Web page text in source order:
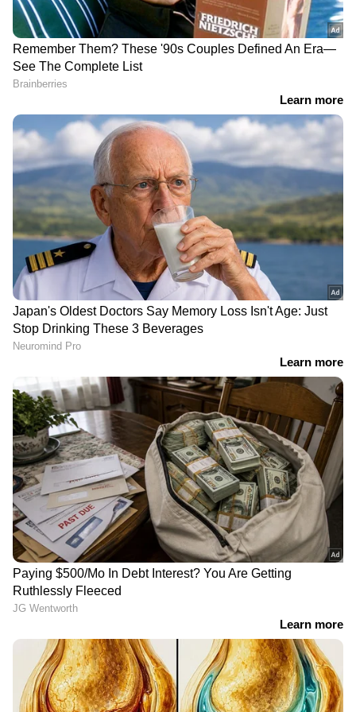
View post on Instagram
DOWNLOAD APP
RECOMMENDED STORIES
Drishyam 3 OTT: ഒറ്റ
ദിവസം കൊണ്ട് ആഗോള
കളക്ഷനിൽ 50 കോടി
നേട്ടം; ദൃശ്യം 3 ഒടിടിയിൽ
എവിടെ കാണാം?
വിചാരങ്ങൾക്കപ്പുറം
സസ്പെൻസുകൾ
കോർത്തിണക്കിയ
മെഡിക്കൽ ത്രില്ലർ;
'ഡോസ്' റിവ്യൂ
'പുഷ്പ'യെപ്പോലൊരു
വലിയൊരു സ്പേസാണ്
നൽകിയതെന്ന് രവി
ബസ്രൂർ; താര സമ്പന്നമായി
'കാട്ടാളൻ' പ്രസ് മീറ്റ്
മിത്തോളജിക്കൽ
ആക്ഷൻ-അഡ്വഞ്ചറായി
'നാഗബന്ധം' വരുന്നു;
ജൂലൈ 3ന് വേൾ‍‍ഡ്
വൈഡ് റിലീസ്